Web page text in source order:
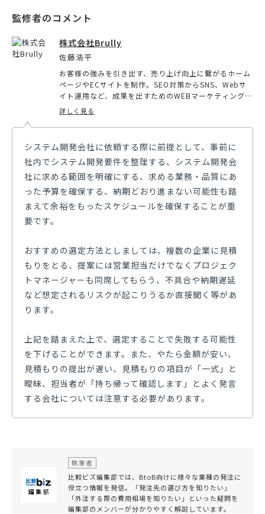
株式会社Brully
佐藤浩平
お客様の強みを引き出す、売り上げ向上に繋がるホーム
ページやECサイトを制作。SEO対策からSNS、Webサ
イト運用など、成果を出すためのWEBマーケティング・
運用サポートも行い、クライアント様の事業展開をサポ
ート。時間というリソースを最大限に使い、弊社ならで
はの貢献ができるよう努める。
詳しく見る
システム開発会社に依頼する際に前提として、事前に
社内でシステム開発要件を整理する、システム開発会
社に求める範囲を明確にする、求める業務・品質にあ
った予算を確保する、納期どおり進まない可能性も踏
まえて余裕をもったスケジュールを確保することが重
要です。
おすすめの選定方法としましては、複数の企業に見積
もりをとる、提案には営業担当だけでなくプロジェク
トマネージャーも同席してもらう、不具合や納期遅延
など想定されるリスクが起こりうるか直接聞く等があ
ります。
上記を踏まえた上で、選定することで失敗する可能性
を下げることができます。また、やたら金額が安い、
見積もりの提出が遅い、見積もりの項目が「一式」と
曖昧、担当者が「持ち帰って確認します」とよく発言
する会社については注意する必要があります。
執筆者
比較ビズ編集部では、BtoB向けに様々な業種の発注に
役立つ情報を発信。「発注先の選び方を知りたい」
「外注する際の費用相場を知りたい」といった疑問を
編集部のメンバーが分かりやすく解説しています。